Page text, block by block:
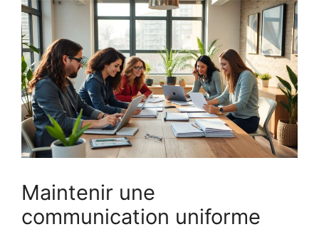
Maintenir une
communication uniforme